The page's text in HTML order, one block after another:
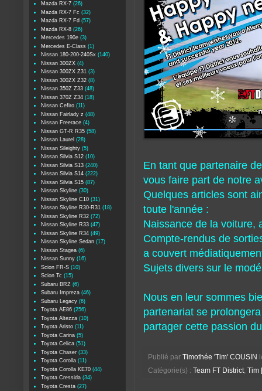
En tant que partenaire
vous faire part de notre
Quelques articles sont
toute l'année :
Naissance de la voiture,
Compte-rendus de
a couvert
Sujets divers sur le
Nous en leur sommes
partenariat se
partager cette passion
Publié par Timothée 'Tim' COUSIN
Catégorie(s) :
Team FT District, Tim
Mazda RX-7 (26)
Mazda RX-7 Fc (32)
Mazda RX-7 Fd (57)
Mazda RX-8 (26)
Mercedes 190e (3)
Mercedes E-Class (1)
Nissan 180-200-240Sx (140)
Nissan 300ZX (4)
Nissan 300ZX Z31 (3)
Nissan 300ZX Z32 (8)
Nissan 350Z Z33 (48)
Nissan 370Z Z34 (18)
Nissan Cefiro (11)
Nissan Fairlady z (48)
Nissan Freerace (4)
Nissan GT-R R35 (58)
Nissan Laurel (28)
Nissan Sileighty (5)
Nissan Silvia S12 (10)
Nissan Silvia S13 (240)
Nissan Silvia S14 (222)
Nissan Silvia S15 (87)
Nissan Skyline (30)
Nissan Skyline C10 (31)
Nissan Skyline R30-R31 (18)
Nissan Skyline R32 (72)
Nissan Skyline R33 (47)
Nissan Skyline R34 (49)
Nissan Skyline Sedan (17)
Nissan Stagea (6)
Nissan Sunny (16)
Scion FR-S (10)
Scion Tc (15)
Subaru BRZ (6)
Subaru Impreza (46)
Subaru Legacy (6)
Toyota AE86 (256)
Toyota Altezza (10)
Toyota Aristo (11)
Toyota Carina (5)
Toyota Celica (51)
Toyota Chaser (33)
Toyota Corolla (11)
Toyota Corolla KE70 (44)
Toyota Cressida (34)
Toyota Cresta (27)